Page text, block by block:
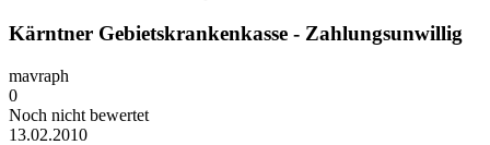
Kärntner Gebietskrankenkasse - Zahlungsunwillig
mavraph
0
Noch nicht bewertet
13.02.2010